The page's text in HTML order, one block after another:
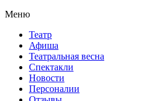
Меню
Театр
Афиша
Театральная весна
Спектакли
Новости
Персоналии